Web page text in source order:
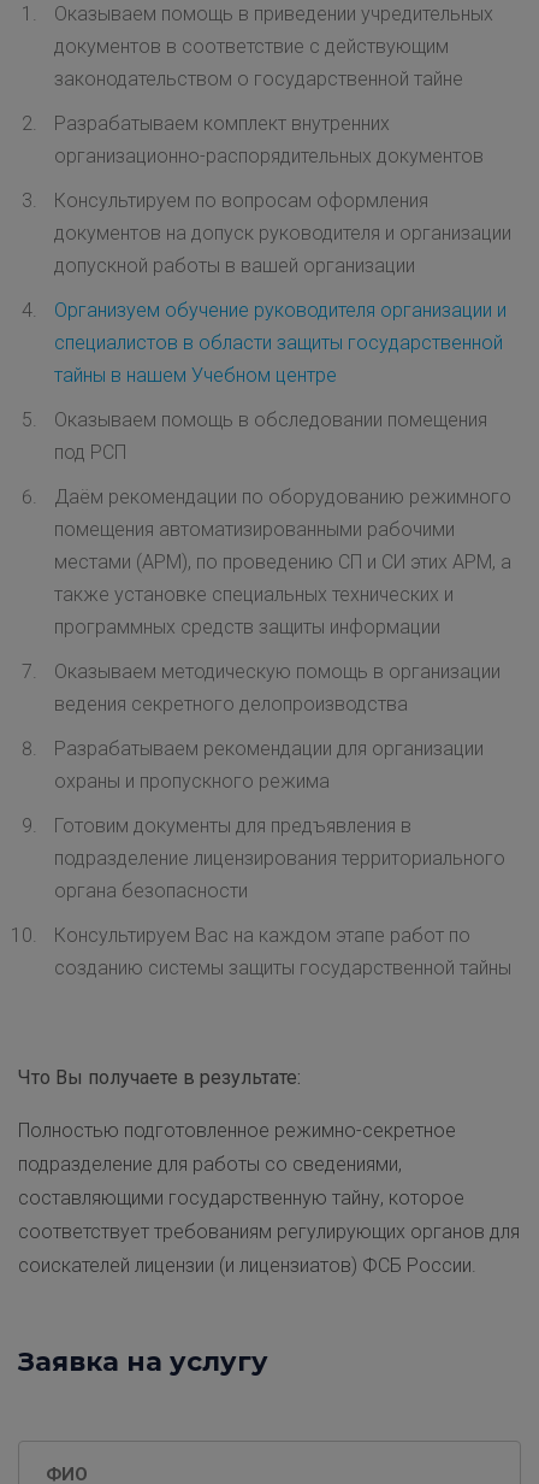
Оказываем помощь в приведении учредительных
документов в соответствие с действующим
законодательством о государственной тайне
Разрабатываем комплект внутренних
организационно-распорядительных документов
Консультируем по вопросам оформления
документов на допуск руководителя и организации
допускной работы в вашей организации
Организуем обучение руководителя организации и
специалистов в области защиты государственной
тайны в нашем Учебном центре
Оказываем помощь в обследовании помещения
под РСП
Даём рекомендации по оборудованию режимного
помещения автоматизированными рабочими
местами (АРМ), по проведению СП и СИ этих АРМ, а
также установке специальных технических и
программных средств защиты информации
Оказываем методическую помощь в организации
ведения секретного делопроизводства
Разрабатываем рекомендации для организации
охраны и пропускного режима
Готовим документы для предъявления в
подразделение лицензирования территориального
органа безопасности
Консультируем Вас на каждом этапе работ по
созданию системы защиты государственной тайны
Что Вы получаете в результате:
Полностью подготовленное режимно-секретное
подразделение для работы со сведениями,
составляющими государственную тайну, которое
соответствует требованиям регулирующих органов для
соискателей лицензии (и лицензиатов) ФСБ России.
Заявка на услугу